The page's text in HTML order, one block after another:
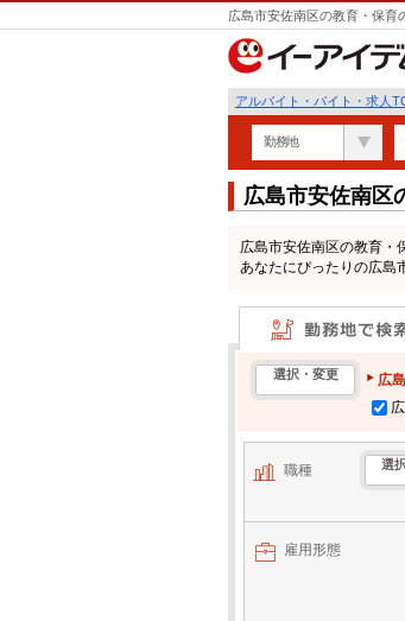
広島市安佐南区の教育・保育
アルバイト・バイト・求人
勤務地
広島市安佐南区
広島市安佐南区の教育・
あなたにぴったりの広島
勤務地で検索
選択・変更
広
職種 選
雇用形態